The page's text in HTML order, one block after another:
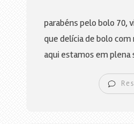
parabéns pelo bolo 70,
que delícia de bolo com
aqui estamos em plena